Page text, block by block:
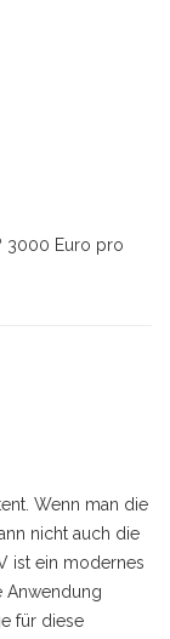
3000 Euro pro
Wenn man die
nicht auch die
ist ein modernes
Anwendung
für diese